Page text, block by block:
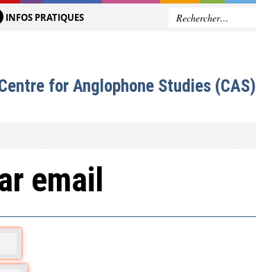
INFOS PRATIQUES
for Anglophone Studies (CAS)
email